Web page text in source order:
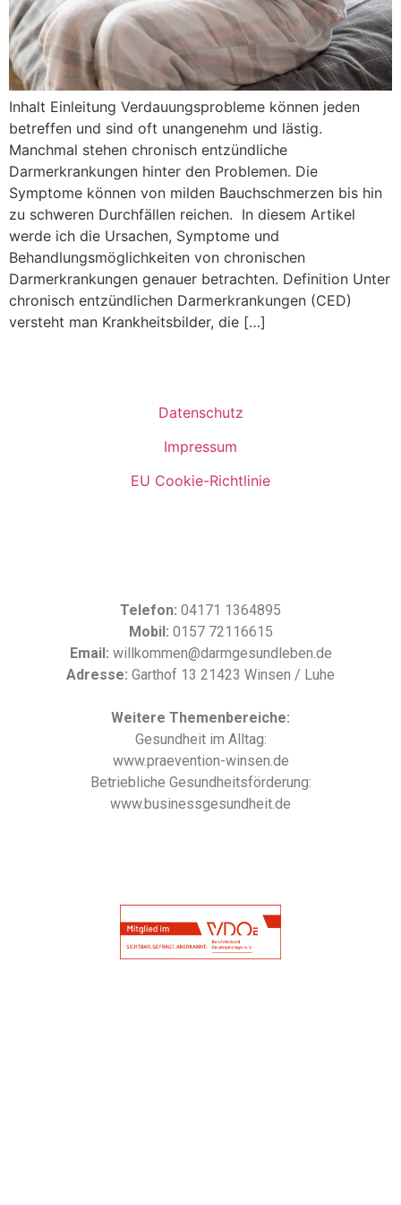
Inhalt Einleitung Verdauungsprobleme können jeden
betreffen und sind oft unangenehm und lästig.
Manchmal stehen chronisch entzündliche
Darmerkrankungen hinter den Problemen. Die
Symptome können von milden Bauchschmerzen bis hin
zu schweren Durchfällen reichen. In diesem Artikel
werde ich die Ursachen, Symptome und
Behandlungsmöglichkeiten von chronischen
Darmerkrankungen genauer betrachten. Definition Unter
chronisch entzündlichen Darmerkrankungen (CED)
versteht man Krankheitsbilder, die […]
Telefon: 04171 1364895
Mobil: 0157 72116615
Email: willkommen@darmgesundleben.de
Adresse: Garthof 13 21423 Winsen / Luhe
Weitere Themenbereiche:
Gesundheit im Alltag:
www.praevention-winsen.de
Betriebliche Gesundheitsförderung:
www.businessgesundheit.de
Datenschutz
Impressum
EU Cookie-Richtlinie